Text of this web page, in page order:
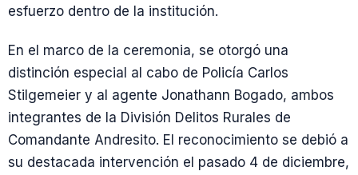
esfuerzo dentro de la institución.
En el marco de la ceremonia, se otorgó una
distinción especial al cabo de Policía Carlos
Stilgemeier y al agente Jonathann Bogado, ambos
integrantes de la División Delitos Rurales de
Comandante Andresito. El reconocimiento se debió a
su destacada intervención el pasado 4 de diciembre,